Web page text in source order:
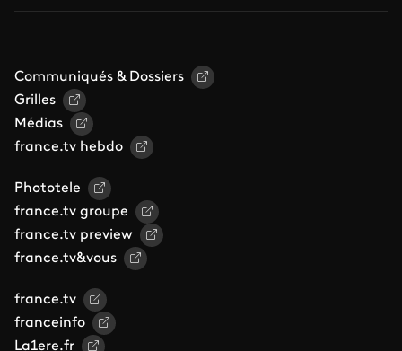
Communiqués & Dossiers
Grilles
Médias
france.tv hebdo
Phototele
france.tv groupe
france.tv preview
france.tv&vous
france.tv
franceinfo
La1ere.fr